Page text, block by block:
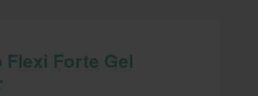
Flexi Forte Gel